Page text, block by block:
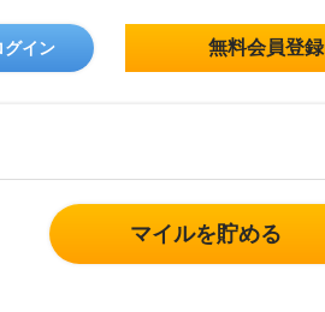
グイン 無料会員登録
マイルを貯める